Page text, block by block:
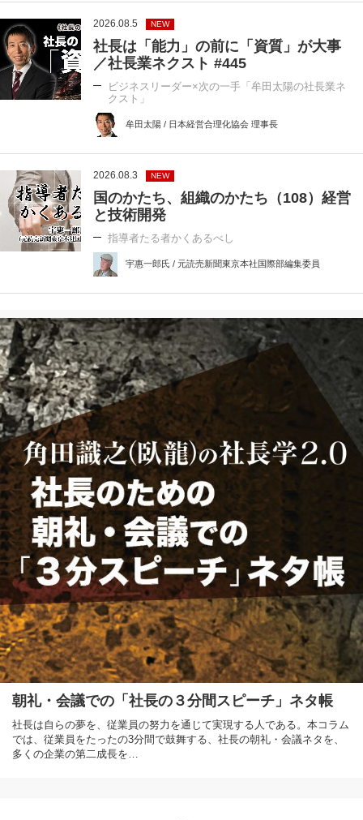
2026.08.5 NEW
社長は「能力」の前に「資質」が大事
／社長業ネクスト #445
ビジネスリーダー×次の一手「牟田太陽の社長業ネ
クスト」
牟田太陽 / 日本経営合理化協会 理事長
2026.08.3 NEW
国のかたち、組織のかたち（108）経営
と技術開発
指導者たる者かくあるべし
宇惠一郎氏 / 元読売新聞東京本社国際部編集委員
朝礼・会議での「社長の３分間スピーチ」ネタ帳
社長は自らの夢を、従業員の努力を通じて実現する人である。本コラム
では、従業員をたったの3分間で鼓舞する、社長の朝礼・会議ネタを、
多くの企業の第二成長を…